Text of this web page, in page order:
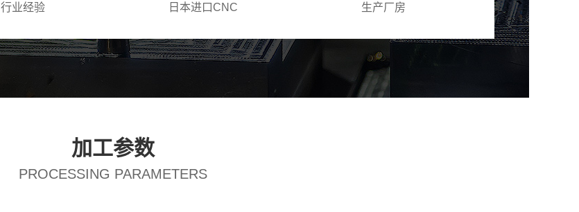
行业经验 日本进口CNC 生产厂房
加工参数
PROCESSING PARAMETERS